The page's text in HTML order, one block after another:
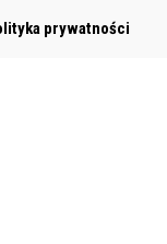
prywatności